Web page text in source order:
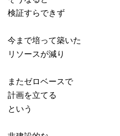
検証すらできず
今まで培って築いた
リソースが減り
またゼロベースで
計画を立てる
という